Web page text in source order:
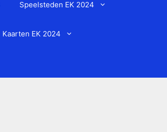
Speelsteden EK 2024
Kaarten EK 2024